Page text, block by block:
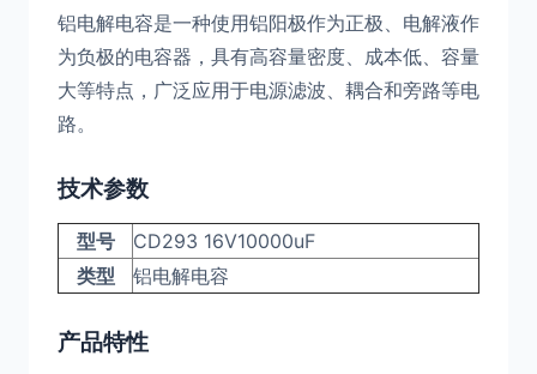
铝电解电容是一种使用铝阳极作为正极、电解液作
为负极的电容器，具有高容量密度、成本低、容量
大等特点，广泛应用于电源滤波、耦合和旁路等电
路。
技术参数
型号
CD293 16V10000uF
类型
铝电解电容
产品特性